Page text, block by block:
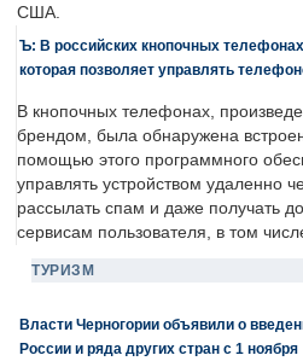
США.
Ъ: В российских кнопочных
которая позволяет управлять
В кнопочных телефонах,
брендом, была обнаружена
помощью этого программного
управлять устройством удаленно
рассылать спам и даже получать
сервисам пользователя, в том
ТУРИЗМ
Власти Черногории объявили о
России и ряда других стран с 1 ноября